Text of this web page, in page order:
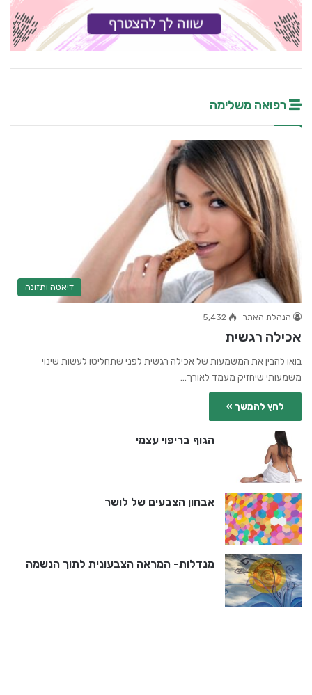
רפואה משלימה
דיאטה ותזונה
הנהלת האתר 5,432
אכילה רגשית
בואו להבין את המשמעות של אכילה רגשית לפני שתחליטו לעשות שינוי
משמעותי שיחזיק מעמד לאורך…
לחץ להמשך »
הגוף בריפוי עצמי
אבחון הצבעים של לושר
מנדלות- המראה הצבעונית לתוך הנשמה